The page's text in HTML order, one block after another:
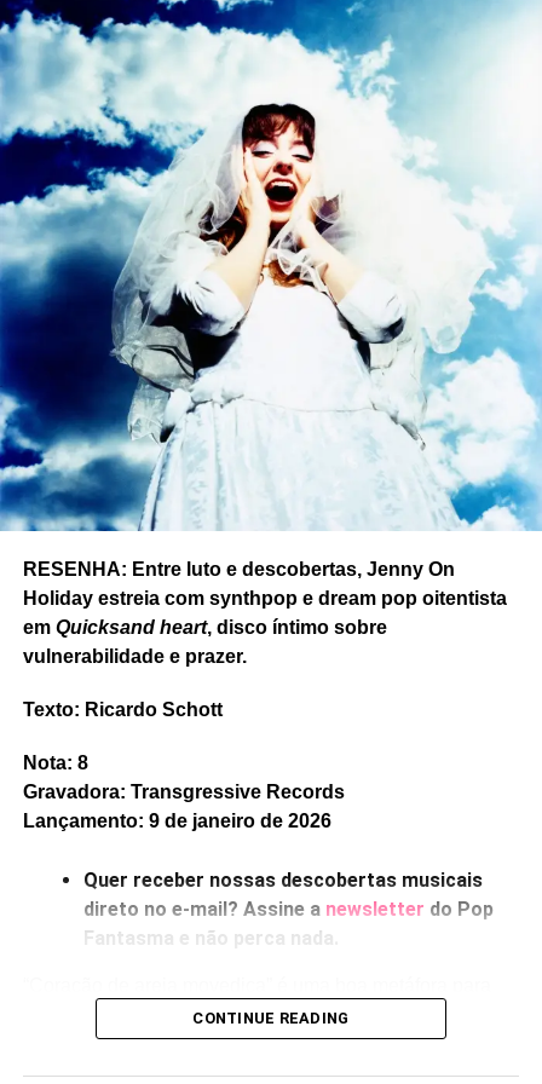
The head on the door(1985) em picture disc, apenas para
a comemoração 2025 do Record Store Day – além de um
single de 12 polegadas com o tal remix deAlone
pelo Four Tet. Dois lançamentos em tiragem bastante
limitada, que se você achar por aí, prepare-se para pagar
BEM caro.
Ah, sim: se você não ouviu ainda, os dois remixes já
lançados estão aí embaixo. E falamos de
world
Songs of a live world, respectivamente,
e
aqui
RESENHA: Entre luto e descobertas, Jenny On
Holiday estreia com synthpop e dream pop oitentista
em Quicksand heart, disco íntimo sobre
vulnerabilidade e prazer.
Texto: Ricardo Schott
Nota: 8
Gravadora: Transgressive Records
Lançamento: 9 de janeiro de 2026
Quer receber nossas descobertas musicais
direto no e-mail? Assine a newsletter do Pop
Fantasma e não perca nada.
falar de profundidades sentimentais, ou de fragilidades,
ou de perdas – e esses três temas surgem o tempo todo
emQuicksand heart,estreia solo de Jenny Hollingworth,
CONTINUE READING